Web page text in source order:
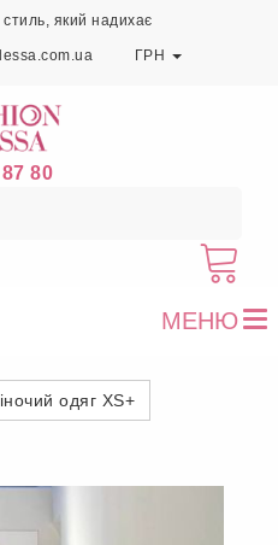
який надихає
ГРН
80
МЕНЮ
одяг XS+